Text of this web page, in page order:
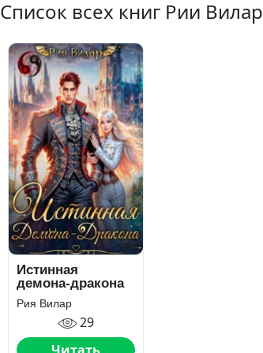
Список всех книг Рии Вилар
Истинная
демона-дракона
Рия Вилар
29